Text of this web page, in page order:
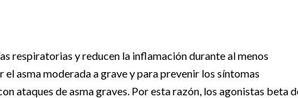
respiratorias y reducen la inflamación durante al menos
asma moderada a grave y para prevenir los síntomas
ataques de asma graves. Por esta razón, los agonistas beta